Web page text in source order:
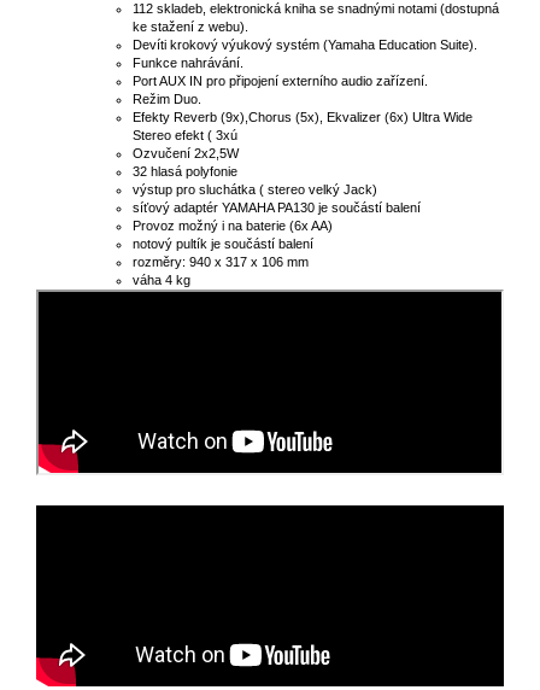
112 skladeb, elektronická kniha se snadnými notami (dostupná
ke stažení z webu).
Devíti krokový výukový systém (Yamaha Education Suite).
Funkce nahrávání.
Port AUX IN pro připojení externího audio zařízení.
Režim Duo.
Efekty Reverb (9x),Chorus (5x), Ekvalizer (6x) Ultra Wide
Stereo efekt ( 3xú
Ozvučení 2x2,5W
32 hlasá polyfonie
výstup pro sluchátka ( stereo velký Jack)
síťový adaptér YAMAHA PA130 je součástí balení
Provoz možný i na baterie (6x AA)
notový pultík je součástí balení
rozměry: 940 x 317 x 106 mm
váha 4 kg